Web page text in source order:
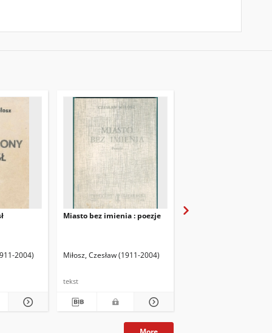
2004)
Miasto bez imienia : poezje
Miłosz, Czesław (1911-2004)
tekst